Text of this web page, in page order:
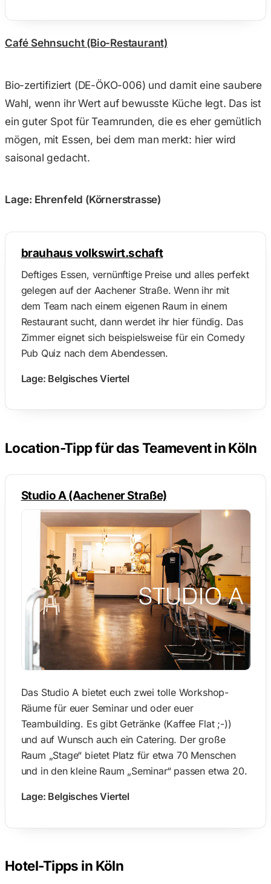
Café Sehnsucht (Bio-Restaurant)
Bio-zertifiziert (DE-ÖKO-006) und damit eine saubere
Wahl, wenn ihr Wert auf bewusste Küche legt. Das ist
ein guter Spot für Teamrunden, die es eher gemütlich
mögen, mit Essen, bei dem man merkt: hier wird
saisonal gedacht.
Lage: Ehrenfeld (Körnerstrasse)
brauhaus volkswirt.schaft
Deftiges Essen, vernünftige Preise und alles perfekt
gelegen auf der Aachener Straße. Wenn ihr mit
dem Team nach einem eigenen Raum in einem
Restaurant sucht, dann werdet ihr hier fündig. Das
Zimmer eignet sich beispielsweise für ein Comedy
Pub Quiz nach dem Abendessen.
Lage: Belgisches Viertel
Location-Tipp für das Teamevent in Köln
Studio A (Aachener Straße)
Das Studio A bietet euch zwei tolle Workshop-
Räume für euer Seminar und oder euer
Teambuilding. Es gibt Getränke (Kaffee Flat ;-))
und auf Wunsch auch ein Catering. Der große
Raum „Stage“ bietet Platz für etwa 70 Menschen
und in den kleine Raum „Seminar“ passen etwa 20.
Lage: Belgisches Viertel
Hotel-Tipps in Köln